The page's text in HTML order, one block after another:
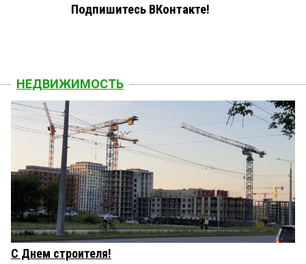
Подпишитесь ВКонтакте!
НЕДВИЖИМОСТЬ
С Днем строителя!